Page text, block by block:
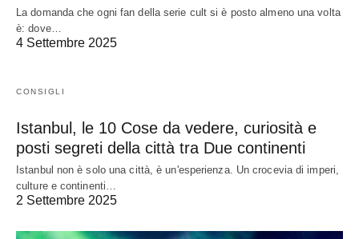
La domanda che ogni fan della serie cult si è posto almeno una volta
è: dove…
4 Settembre 2025
CONSIGLI
Istanbul, le 10 Cose da vedere, curiosità e
posti segreti della città tra Due continenti
Istanbul non è solo una città, è un'esperienza. Un crocevia di imperi,
culture e continenti…
2 Settembre 2025